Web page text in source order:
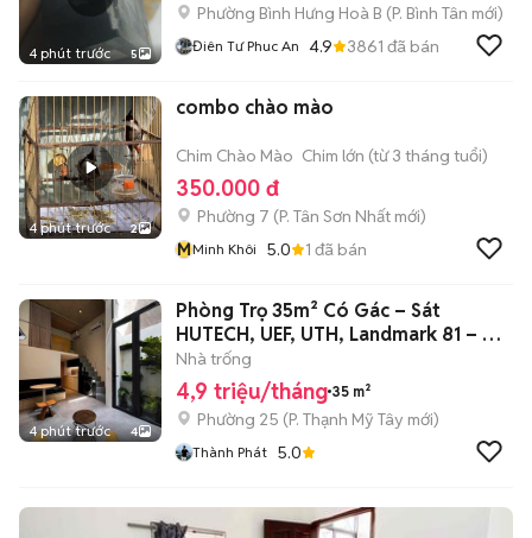
4 phút trước 5
Phường Bình Hưng Hoà B (P. Bình Tân mới)
Điên Tư Phuc An 4.9 3861 đã bán
4 phút trước 2
combo chào mào
Chim Chào Mào Chim lớn (từ 3 tháng tuổi)
350.000 đ
Phường 7 (P. Tân Sơn Nhất mới)
MMinh Khôi 5.0 1 đã bán
4 phút trước 4
Phòng Trọ 35m² Có Gác – Sát
HUTECH, UEF, UTH, Landmark 81 – Chỉ
4.9 Tr
Nhà trống
4,9 triệu/tháng 35 m²
Phường 25 (P. Thạnh Mỹ Tây mới)
Thành Phát 5.0